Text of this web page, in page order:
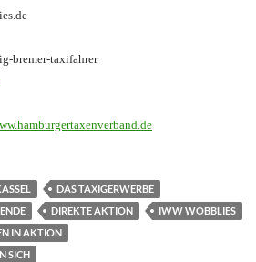
bremer-taxifahrer
DAS TAXIGERWERBE
DIREKTE AKTION
IWW WOBBLIES
IN AKTION
SICH